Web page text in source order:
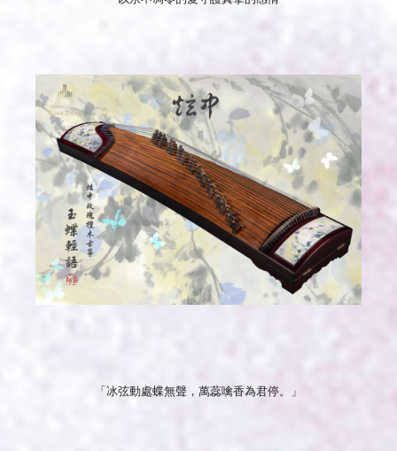
「冰弦動處蝶無聲，萬蕊噙香為君停。」